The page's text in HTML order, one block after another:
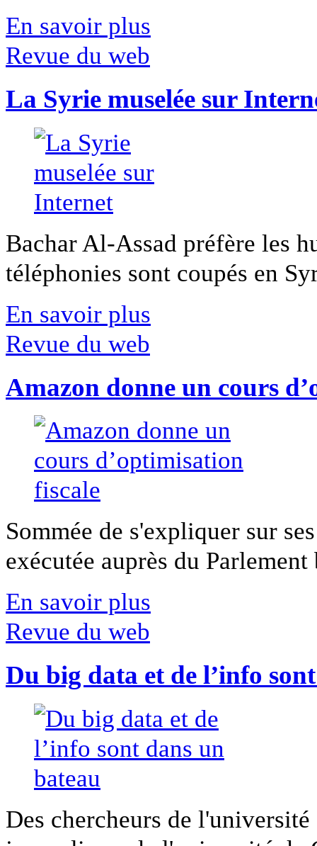
En savoir plus
Revue du web
La Syrie muselée sur
Bachar Al-Assad préfère les
téléphonies sont coupés en
En savoir plus
Revue du web
Amazon donne un cours
Sommée de s'expliquer sur
exécutée auprès du
En savoir plus
Revue du web
Du big data et de l’info
Des chercheurs de